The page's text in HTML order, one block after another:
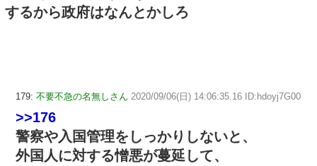
するから政府はなんとかしろ
179: 不要不急の名無しさん 2020/09/06(日) 14:06:35.16 ID:hdoyj7G00
>>176
警察や入国管理をしっかりしないと、
外国人に対する憎悪が蔓延して、